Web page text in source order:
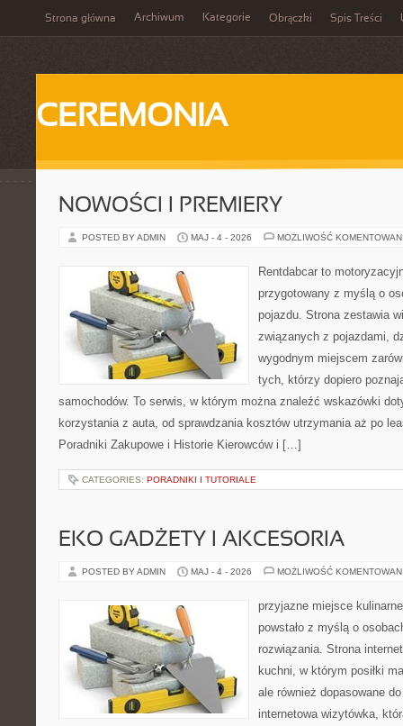
Strona główna Archiwum Kategorie Obrączki Spis Treści
CEREMONIA
NOWOŚCI I PREMIERY
POSTED BY ADMIN MAJ - 4 - 2026 MOŻLIWOŚĆ
Rentdabcar to
przygotowany z myślą o
pojazdu. Strona zestawia
związanych z pojazdami,
wygodnym miejscem
tych, którzy dopiero
samochodów. To serwis, w którym można znaleźć wskazówki
korzystania z auta, od sprawdzania kosztów utrzymania aż po
Poradniki Zakupowe i Historie Kierowców i […]
CATEGORIES: PORADNIKI I TUTORIALE
EKO GADŻETY I AKCESORIA
POSTED BY ADMIN MAJ - 4 - 2026 MOŻLIWOŚĆ
przyjazne miejsce
powstało z myślą o
rozwiązania. Strona
kuchni, w którym posiłki
ale również dopasowane
internetowa wizytówka,